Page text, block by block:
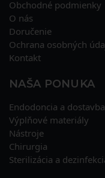
Obchodné podmienky
O nás
Doručenie
Ochrana osobných
Kontakt
NAŠA PONUKA
Endodoncia a dostavba
Výplňové materiály
Nástroje
Chirurgia
Sterilizácia a